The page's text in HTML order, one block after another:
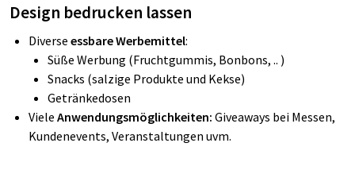
Design bedrucken lassen
Diverse essbare Werbemittel:
Süße Werbung (Fruchtgummis, Bonbons, .. )
Snacks (salzige Produkte und Kekse)
Ge­trän­kedosen
Viele Anwendungsmöglichkeiten: Giveaways bei Messen,
Kundenevents, Veranstaltungen uvm.